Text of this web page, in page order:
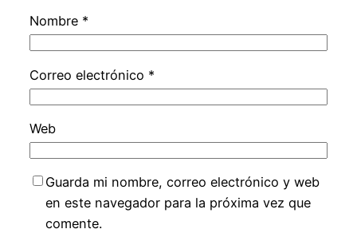
Nombre *
Correo electrónico *
Web
Guarda mi nombre, correo electrónico y web
en este navegador para la próxima vez que
comente.